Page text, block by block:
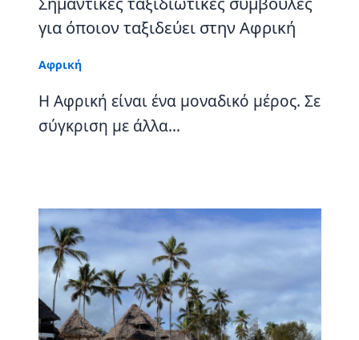
για όποιον ταξιδεύει στην Αφρική
Αφρική
Η Αφρική είναι ένα μοναδικό μέρος. Σε
σύγκριση με άλλα…